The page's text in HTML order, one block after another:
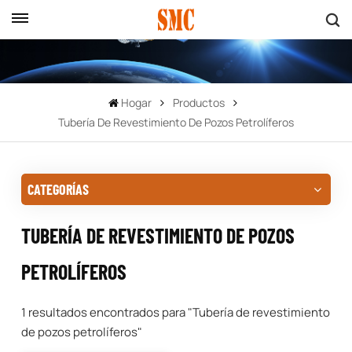
Hogar
Productos
Tubería De Revestimiento De Pozos Petrolíferos
CATEGORÍAS
TUBERÍA DE REVESTIMIENTO DE POZOS
PETROLÍFEROS
1 resultados encontrados para "Tubería de revestimiento
de pozos petrolíferos"